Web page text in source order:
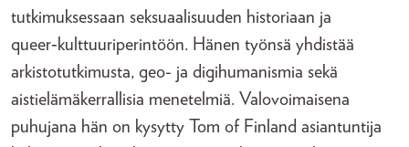
tutkimuksessaan seksuaalisuuden historiaan ja
queer‑kulttuuriperintöön. Hänen työnsä yhdistää
arkistotutkimusta, geo- ja digihumanismia sekä
aistielämäkerrallisia menetelmiä. Valovoimaisena
puhujana hän on kysytty Tom of Finland asiantuntija